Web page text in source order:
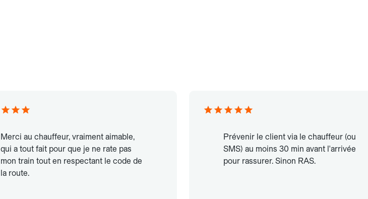
Merci au chauffeur, vraiment aimable,
qui a tout fait pour que je ne rate pas
mon train tout en respectant le code de
la route.
Prévenir le client via le chauffeur (ou
SMS) au moins 30 min avant l'arrivée
pour rassurer. Sinon RAS.